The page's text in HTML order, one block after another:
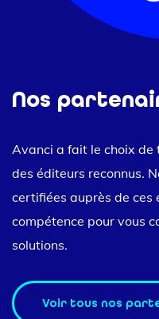
Nos
Avanci a fait le choix
des éditeurs reconnus.
certifiées auprès de
compétence pour vous
solutions.
Voir tous nos